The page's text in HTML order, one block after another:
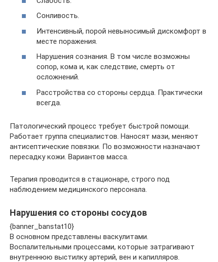
Сонливость.
Интенсивный, порой невыносимый дискомфорт в
месте поражения.
Нарушения сознания. В том числе возможны
сопор, кома и, как следствие, смерть от
осложнений.
Расстройства со стороны сердца. Практически
всегда.
Патологический процесс требует быстрой помощи.
Работает группа специалистов. Наносят мази, меняют
антисептические повязки. По возможности назначают
пересадку кожи. Вариантов масса.
Терапия проводится в стационаре, строго под
наблюдением медицинского персонала.
Нарушения со стороны сосудов
{banner_banstat10}
В основном представлены васкулитами.
Воспалительными процессами, которые затрагивают
внутреннюю выстилку артерий, вен и капилляров.